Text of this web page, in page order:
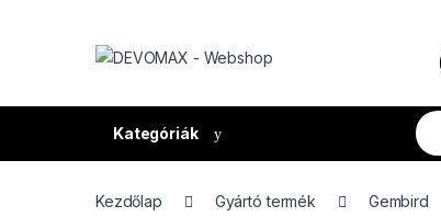
Kategóriák
Kezdőlap Gyártó termék Gembird